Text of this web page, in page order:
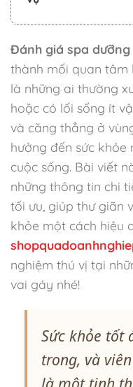
Đánh giá spa
thành mối quan tâm
là những ai thường
hoặc có lối sống ít
và căng thẳng ở
hưởng đến sức
cuộc sống. Bài viết
những thông tin chi
tối ưu, giúp thư giãn
khỏe một cách hiệu
nghiệm thú vị tại
vai gáy nhé!
Sức khỏe tốt
trong, và